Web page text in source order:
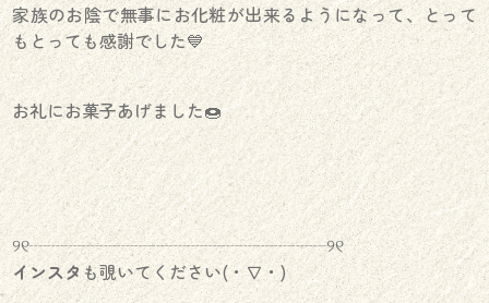
家族のお陰で無事にお化粧が出来るようになって、とって
もとっても感謝でした💙
お礼にお菓子あげました🍩
୨୧┈┈┈┈┈┈┈┈┈┈┈┈┈┈┈┈┈୨୧
インスタも覗いてください(・∇・)